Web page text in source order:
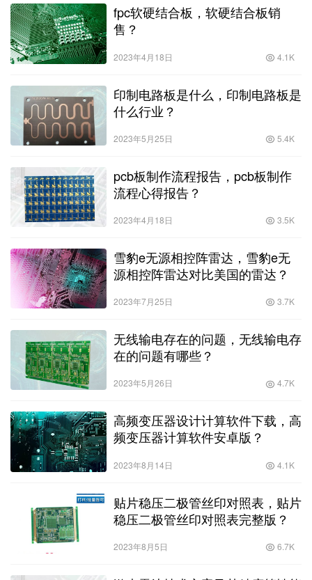
fpc软硬结合板，软硬结合板销
售？
2023年4月18日 4.1K
印制电路板是什么，印制电路板是
什么行业？
2023年5月25日 5.4K
pcb板制作流程报告，pcb板制作
流程心得报告？
2023年4月18日 3.5K
雪豹e无源相控阵雷达，雪豹e无
源相控阵雷达对比美国的雷达？
2023年7月25日 3.7K
无线输电存在的问题，无线输电存
在的问题有哪些？
2023年5月26日 4.7K
高频变压器设计计算软件下载，高
频变压器计算软件安卓版？
2023年8月14日 4.1K
贴片稳压二极管丝印对照表，贴片
稳压二极管丝印对照表完整版？
2023年8月5日 6.7K